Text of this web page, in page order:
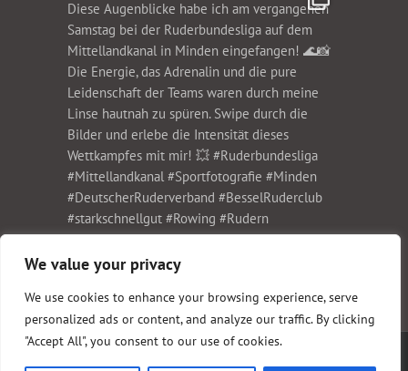
We value your privacy
We use cookies to enhance your browsing experience, serve
personalized ads or content, and analyze our traffic. By clicking
"Accept All", you consent to our use of cookies.